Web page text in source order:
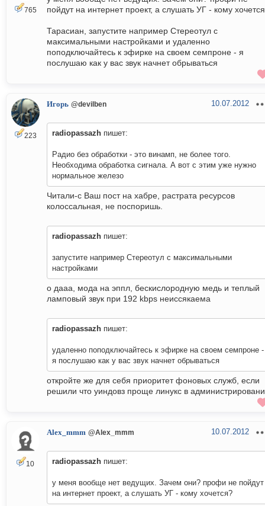
765
пойдут на интернет проект, а слушать УГ - кому
Тарасиан, запустите например Стереотул с
максимальными настройками и удаленно
поподключайтесь к эфирке на своем семпроне - я
послушаю как у вас звук начнет обрываться
223
Игорь @devilben 10.07.2012
radiopassazh пишет:
Радио без обработки - это винамп, не более того.
Необходима обработка сигнала. А вот с этим уже нужно
нормальное железо
Читали-с Ваш пост на хабре, растрата ресурсов
колоссальная, не поспоришь.
radiopassazh пишет:
запустите например Стереотул с максимальными
настройками
о дааа, мода на эппл, бескислородную медь и теплый
ламповый звук при 192 kbps неиссякаема
radiopassazh пишет:
удаленно поподключайтесь к эфирке на своем семпроне -
я послушаю как у вас звук начнет обрываться
откройте же для себя приоритет фоновых служб, если
решили что уиндовз проще линукс в
10
Alex_mmm @Alex_mmm 10.07.2012
radiopassazh пишет:
у меня вообще нет ведущих. Зачем они? профи не пойдут
на интернет проект, а слушать УГ - кому хочется?